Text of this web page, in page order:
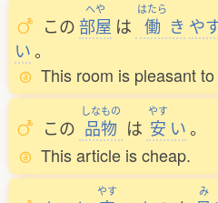
この
へや
部屋 は
はたら
働 き や
い。
This room is pleasant
この
しなもの
品物 は
やす
安 い。
This article is cheap.
やす み